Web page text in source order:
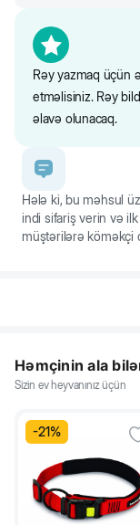
Rəy yazmaq üçün
etməlisiniz. Rəy
əlavə olunacaq.
Hələ ki, bu məhsul
indi sifariş verin və
müştərilərə köməkçi
Həmçinin ala
Sizin ev heyvanınız üçün
-21%